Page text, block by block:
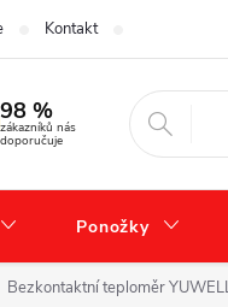
Kontakt
98 %
zákazníků nás
doporučuje
Ponožky
Bezkontaktní teploměr